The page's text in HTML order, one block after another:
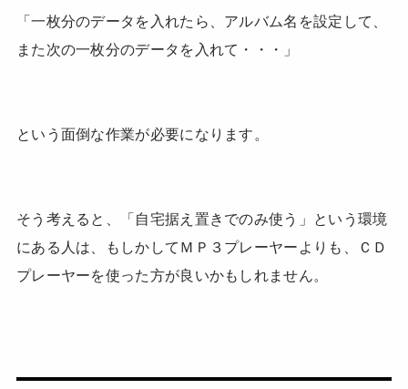
「一枚分のデータを入れたら、アルバム名を設定して、
また次の一枚分のデータを入れて・・・」
という面倒な作業が必要になります。
そう考えると、「自宅据え置きでのみ使う」という環境
にある人は、もしかしてＭＰ３プレーヤーよりも、ＣＤ
プレーヤーを使った方が良いかもしれません。